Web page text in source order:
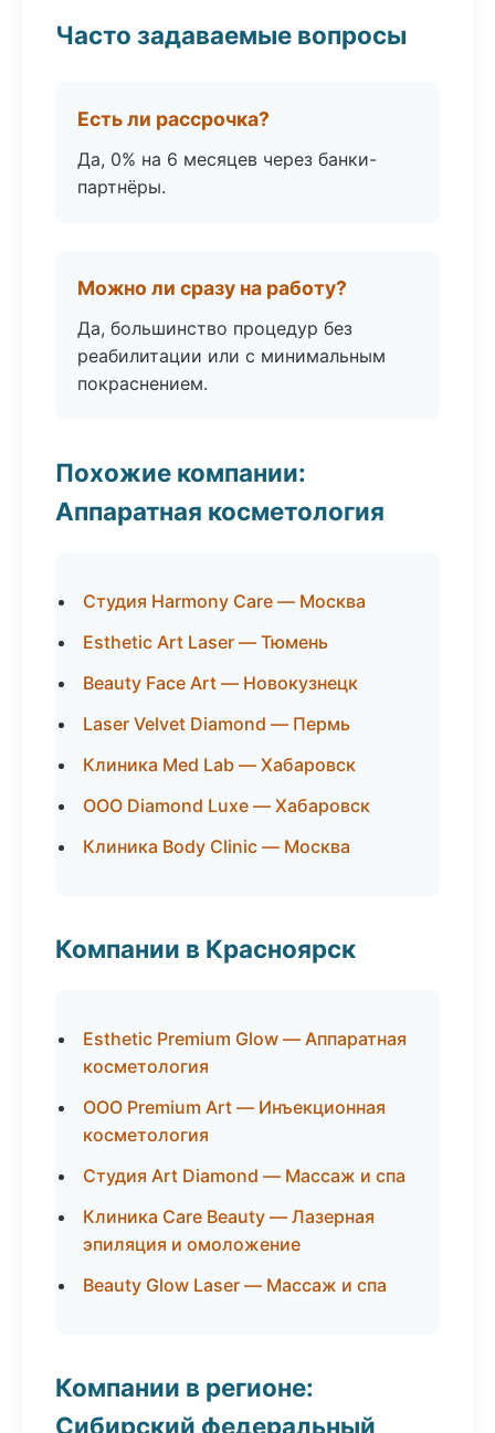
Часто задаваемые вопросы
Есть ли рассрочка?
Да, 0% на 6 месяцев через банки-
партнёры.
Можно ли сразу на работу?
Да, большинство процедур без
реабилитации или с минимальным
покраснением.
Похожие компании:
Аппаратная косметология
Студия Harmony Care — Москва
Esthetic Art Laser — Тюмень
Beauty Face Art — Новокузнецк
Laser Velvet Diamond — Пермь
Клиника Med Lab — Хабаровск
ООО Diamond Luxe — Хабаровск
Клиника Body Clinic — Москва
Компании в Красноярск
Esthetic Premium Glow — Аппаратная
косметология
ООО Premium Art — Инъекционная
косметология
Студия Art Diamond — Массаж и спа
Клиника Care Beauty — Лазерная
эпиляция и омоложение
Beauty Glow Laser — Массаж и спа
Компании в регионе:
Сибирский федеральный